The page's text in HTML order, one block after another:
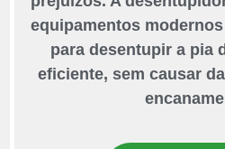
equipamentos
para desentupir a pia
eficiente, sem causar